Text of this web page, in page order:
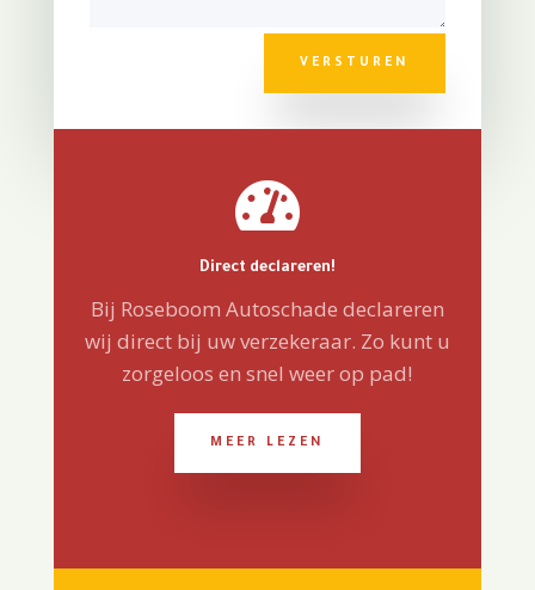
VERSTUREN

Direct declareren!
Bij Roseboom Autoschade declareren
wij direct bij uw verzekeraar. Zo kunt u
zorgeloos en snel weer op pad!
MEER LEZEN